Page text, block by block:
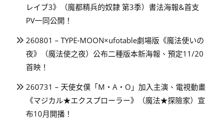
レイブ3》（魔都精兵的奴隸 第3季）書法海報&首支
PV一同公開！
260801 – TYPE-MOON×ufotable劇場版《魔法使いの
夜》（魔法使之夜）公布二種版本新海報、預定11/20
首映！
260731 – 天使女僕「M・A・O」加入主演、電視動畫
《マジカル★エクスプローラー》（魔法★探險家）宣
布10月開播！